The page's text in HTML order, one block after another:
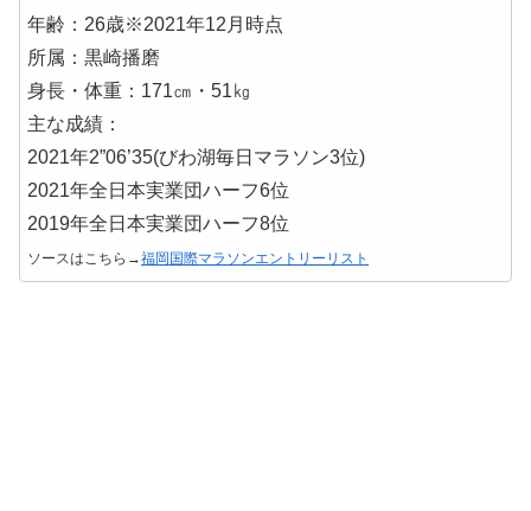
年齢：26歳※2021年12月時点
所属：黒崎播磨
身長・体重：171㎝・51㎏
主な成績：
2021年2”06’35(びわ湖毎日マラソン3位)
2021年全日本実業団ハーフ6位
2019年全日本実業団ハーフ8位
ソースはこちら→福岡国際マラソンエントリーリスト